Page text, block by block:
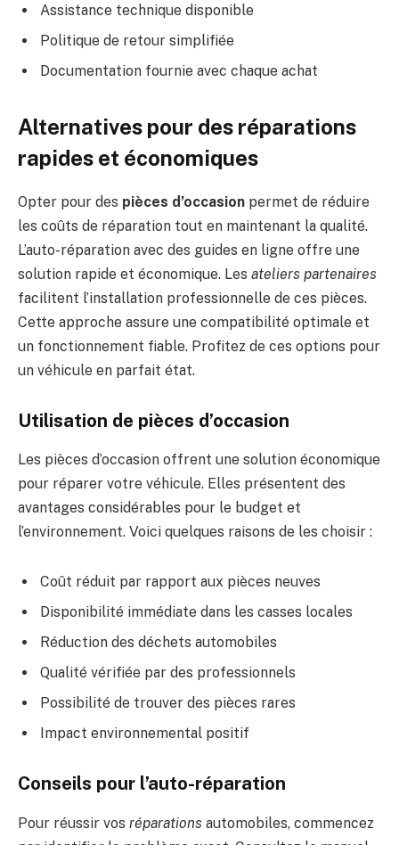
Assistance technique disponible
Politique de retour simplifiée
Documentation fournie avec chaque achat
Alternatives pour des réparations
rapides et économiques
Opter pour des pièces d’occasion permet de réduire
les coûts de réparation tout en maintenant la qualité.
L’auto-réparation avec des guides en ligne offre une
solution rapide et économique. Les ateliers partenaires
facilitent l’installation professionnelle de ces pièces.
Cette approche assure une compatibilité optimale et
un fonctionnement fiable. Profitez de ces options pour
un véhicule en parfait état.
Utilisation de pièces d’occasion
Les pièces d’occasion offrent une solution économique
pour réparer votre véhicule. Elles présentent des
avantages considérables pour le budget et
l’environnement. Voici quelques raisons de les choisir :
Coût réduit par rapport aux pièces neuves
Disponibilité immédiate dans les casses locales
Réduction des déchets automobiles
Qualité vérifiée par des professionnels
Possibilité de trouver des pièces rares
Impact environnemental positif
Conseils pour l’auto-réparation
Pour réussir vos réparations automobiles, commencez